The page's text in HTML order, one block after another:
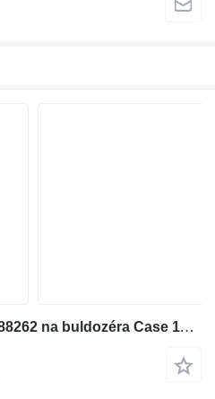
Olejový chladič Case 84588262 na buldozéra Case 1150MLT 1150MWT D125C-LT D125C-WT 1150MWT-LGP D125CWT-LGP